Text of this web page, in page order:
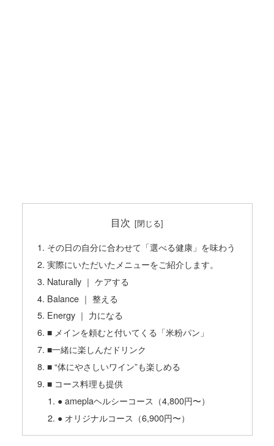
目次
その日の自分に合わせて「選べる健康」を味わう
実際にいただいたメニューをご紹介します。
Naturally ｜ ケアする
Balance ｜ 整える
Energy ｜ 力になる
■ メインを頼むと付いてくる「米粉パン」
■一緒に楽しんだドリンク
■ “体にやさしいワイン”も楽しめる
■ コース料理も提供
● ameplaヘルシーコース（4,800円〜）
● オリジナルコース（6,900円〜）